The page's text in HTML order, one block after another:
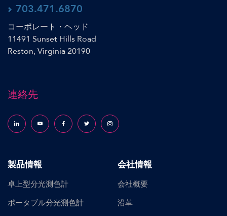
703.471.6870
コーポレート・ヘッド
11491 Sunset Hills Road
Reston, Virginia 20190
連絡先
Follow us on LinkedInFollow us on YouTubeFollow us on Facebook
Follow us on X (formerly Twitter)
Follow us on Instagram
製品情報
卓上型分光測色計
ポータブル分光測色計
会社情報
会社概要
沿革